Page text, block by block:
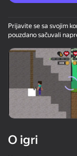
Ova
Prijavite se sa svojim
pouzdano sačuvali
O igri